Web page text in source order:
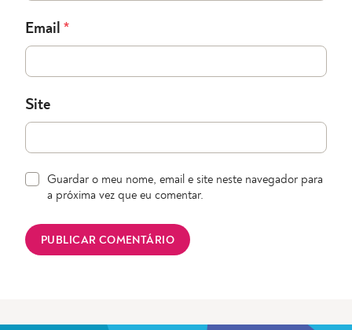
Email *
Site
Guardar o meu nome, email e site neste navegador para
a próxima vez que eu comentar.